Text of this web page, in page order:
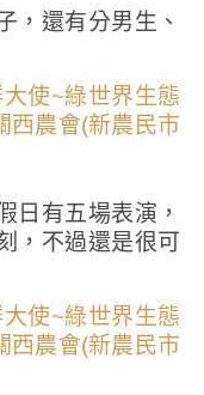
，還有分男生、
日有五場表演，
，不過還是很可